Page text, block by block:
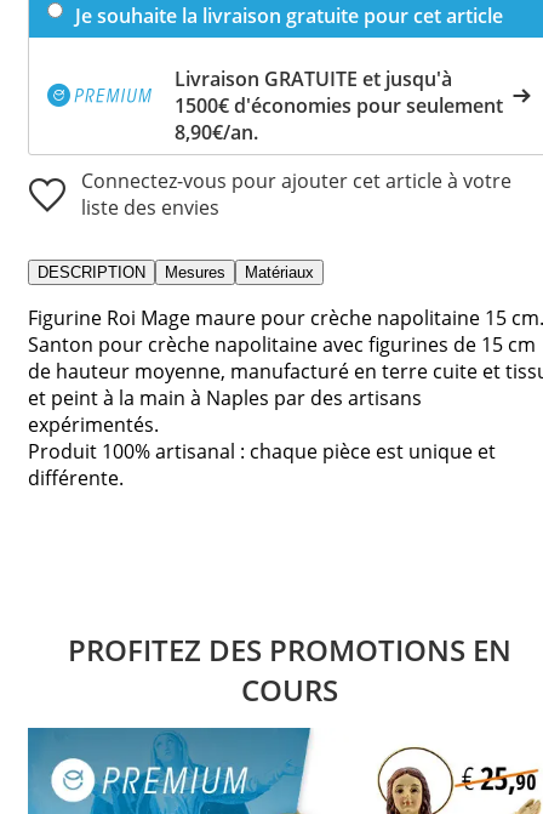
Je souhaite la livraison gratuite pour cet article
Livraison GRATUITE et jusqu'à
1500€ d'économies pour seulement
8,90€/an.
Connectez-vous pour ajouter cet article à votre
liste des envies
DESCRIPTION Mesures Matériaux
Figurine Roi Mage maure pour crèche napolitaine 15 cm.
Santon pour crèche napolitaine avec figurines de 15 cm
de hauteur moyenne, manufacturé en terre cuite et
et peint à la main à Naples par des artisans
expérimentés.
Produit 100% artisanal : chaque pièce est unique et
différente.
PROFITEZ DES PROMOTIONS EN
COURS